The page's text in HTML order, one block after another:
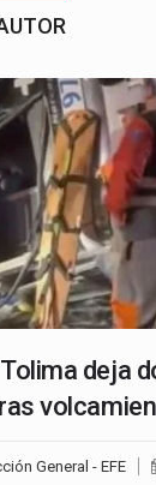
deja
General - EFE